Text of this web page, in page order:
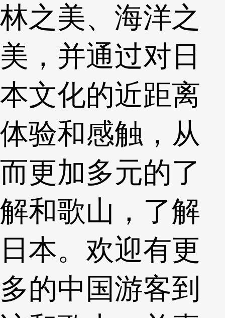
林之美、海洋之
美，并通过对日
本文化的近距离
体验和感触，从
而更加多元的了
解和歌山，了解
日本。欢迎有更
多的中国游客到